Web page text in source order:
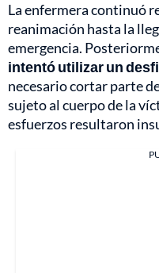
La enfermera continuó
reanimación hasta la
emergencia.
intentó utilizar un
necesario cortar parte
sujeto al cuerpo de la
esfuerzos resultaron